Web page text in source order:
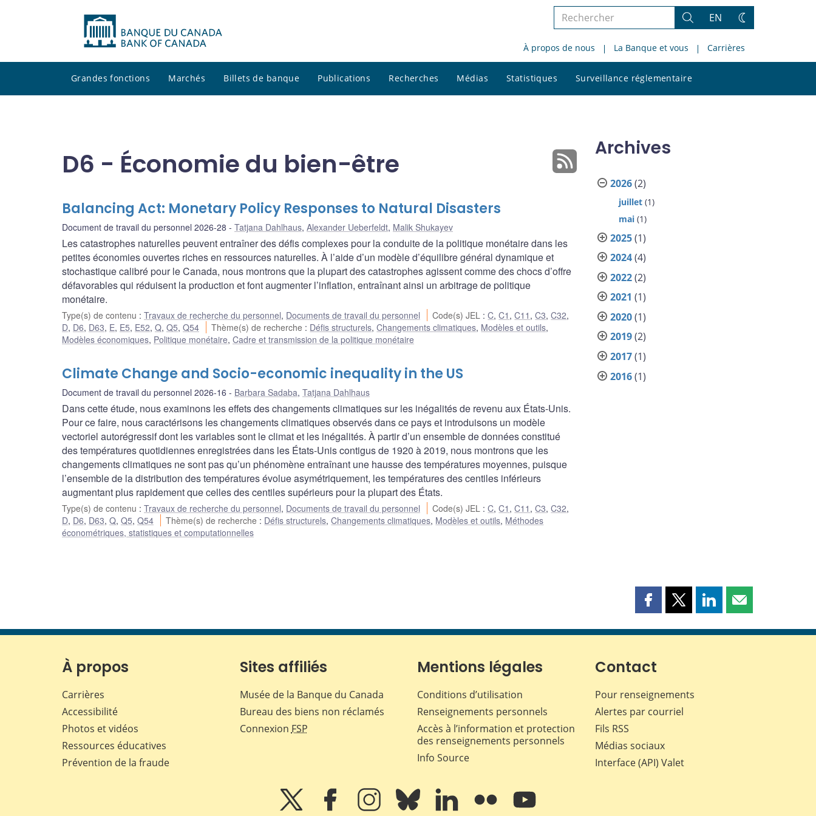
Rechercher
le
site
Rechercher
EN
Changez
thème
À propos de nous La Banque et vous Carrières
Grandes fonctions Marchés Billets de banque Publications Recherches Médias Statistiques Surveillance réglementaire
le
D6 - Économie du bien-être
Balancing Act: Monetary Policy Responses to Natural Disasters
Document de travail du personnel 2026-28 Tatjana Dahlhaus, Alexander Ueberfeldt, Malik Shukayev
Les catastrophes naturelles peuvent entraîner des défis complexes pour la conduite de la politique monétaire dans les
petites économies ouvertes riches en ressources naturelles. À l’aide d’un modèle d’équilibre général dynamique et
stochastique calibré pour le Canada, nous montrons que la plupart des catastrophes agissent comme des chocs d’offre
défavorables qui réduisent la production et font augmenter l’inflation, entraînant ainsi un arbitrage de politique
monétaire.
Type(s) de contenu : Travaux de recherche du personnel, Documents de travail du personnel Code(s) JEL :C,C1 ,C11 ,C3,C32,
D, D6, D63, E, E5, E52, Q, Q5, Q54 Thème(s) de recherche : Défis structurels,Changements climatiques, Modèles et outils,
Modèles économiques, Politique monétaire, Cadre et transmission de la politique monétaire
Climate Change and Socio-economic inequality in the US
Document de travail du personnel 2026-16 Barbara Sadaba, Tatjana Dahlhaus
Dans cette étude, nous examinons les effets des changements climatiques sur les inégalités de revenu aux États-Unis.
Pour ce faire, nous caractérisons les changements climatiques observés dans ce pays et introduisons un modèle
vectoriel autorégressif dont les variables sont le climat et les inégalités. À partir d’un ensemble de données constitué
des températures quotidiennes enregistrées dans les États-Unis contigus de 1920 à 2019, nous montrons que les
changements climatiques ne sont pas qu’un phénomène entraînant une hausse des températures moyennes, puisque
l’ensemble de la distribution des températures évolue asymétriquement, les températures des centiles inférieurs
augmentant plus rapidement que celles des centiles supérieurs pour la plupart des États.
Type(s) de contenu : Travaux de recherche du personnel, Documents de travail du personnel Code(s) JEL :C,C1 ,C11 ,C3,C32,
D, D6, D63, Q, Q5, Q54 Thème(s) de recherche : Défis structurels,Changements climatiques, Modèles et outils, Méthodes
économétriques, statistiques et computationnelles
Archives
2026(2)
juillet (1)
mai (1)
2025(1)
2024(4)
2022(2)
2021 (1)
2020(1)
2019(2)
2017(1)
2016(1)
Partager
page
Facebook
Partager
page
Partager
page
Partager
page
À propos
Carrières
Accessibilité
Photos et vidéos
Ressources éducatives
Prévention de la fraude
Sites affiliés
Musée de la Banque du Canada
Bureau des biens non réclamés
Connexion FSP
Mentions légales
Conditions d’utilisation
Renseignements personnels
Accès à l’information et protection
des renseignements personnels
Info Source
Contact
Pour renseignements
Alertes par courriel
Fils RSS
Médias sociaux
Interface (API) Valet